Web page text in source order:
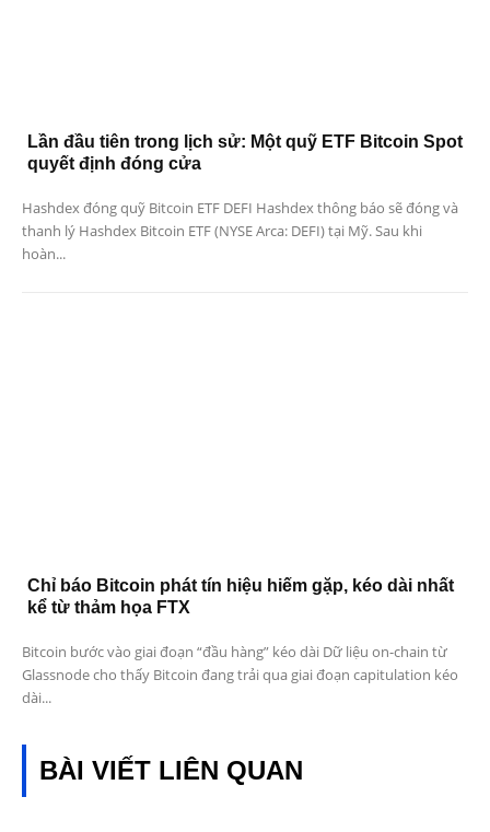
Lần đầu tiên trong lịch sử: Một quỹ ETF Bitcoin Spot
quyết định đóng cửa
Hashdex đóng quỹ Bitcoin ETF DEFI Hashdex thông báo sẽ đóng và
thanh lý Hashdex Bitcoin ETF (NYSE Arca: DEFI) tại Mỹ. Sau khi
hoàn...
Chỉ báo Bitcoin phát tín hiệu hiếm gặp, kéo dài nhất
kể từ thảm họa FTX
Bitcoin bước vào giai đoạn “đầu hàng” kéo dài Dữ liệu on-chain từ
Glassnode cho thấy Bitcoin đang trải qua giai đoạn capitulation kéo
dài...
BÀI VIẾT LIÊN QUAN